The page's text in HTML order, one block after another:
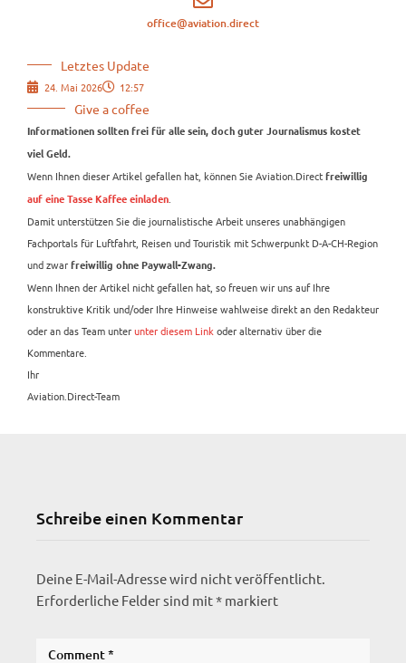
office@aviation.direct
Letztes Update
24. Mai 2026 12:57
Give a coffee
Informationen sollten frei für alle sein, doch guter Journalismus kostet
viel Geld.
Wenn Ihnen dieser Artikel gefallen hat, können Sie Aviation.Direct freiwillig
auf eine Tasse Kaffee einladen
Damit unterstützen Sie die journalistische Arbeit unseres unabhängigen
Fachportals für Luftfahrt, Reisen und Touristik mit Schwerpunkt D-A-CH-Region
und zwar freiwillig ohne Paywall-Zwang.
Wenn Ihnen der Artikel nicht gefallen hat, so freuen wir uns auf Ihre
konstruktive Kritik und/oder Ihre Hinweise wahlweise direkt an den Redakteur
oder an das Team unterunter diesem Link oder alternativ über die
Kommentare.
Ihr
Aviation.Direct-Team
Schreibe einen Kommentar
Deine E-Mail-Adresse wird nicht veröffentlicht.
Erforderliche Felder sind mit* markiert